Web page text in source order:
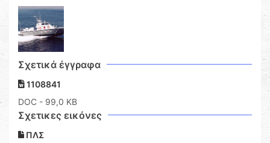
Σχετικά έγγραφα
1108841
DOC - 99,0 KB
Σχετικες εικόνες
ΠΛΣ